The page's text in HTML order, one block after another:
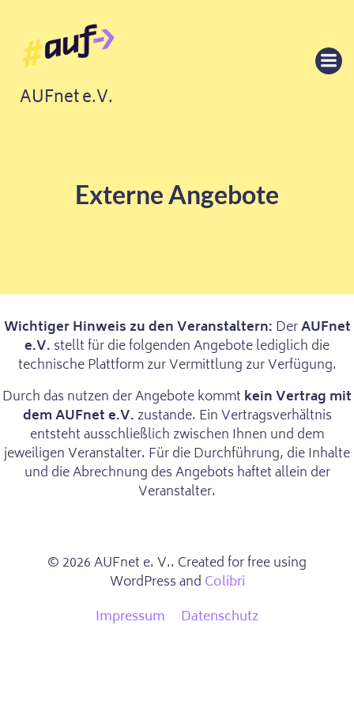
AUFnet e.V.
Externe Angebote
Wichtiger Hinweis zu den Veranstaltern: DerAUFnet
e.V. stellt für die folgenden Angebote lediglich die
technische Plattform zur Vermittlung zur Verfügung.
Durch das nutzen der Angebote kommt kein Vertrag mit
dem AUFnet e.V. zustande. Ein Vertragsverhältnis
entsteht ausschließlich zwischen Ihnen und dem
jeweiligen Veranstalter. Für die Durchführung, die Inhalte
und die Abrechnung des Angebots haftet allein der
Veranstalter.
© 2026 AUFnet e. V.. Created for free using
WordPress and Colibri
Impressum
Datenschutz